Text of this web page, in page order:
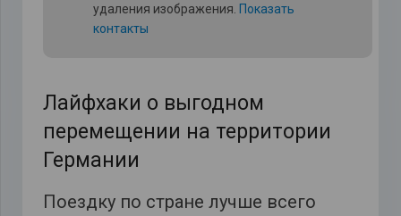
удаления изображения. Показать
контакты
Лайфхаки о выгодном
перемещении на территории
Германии
Поездку по стране лучше всего